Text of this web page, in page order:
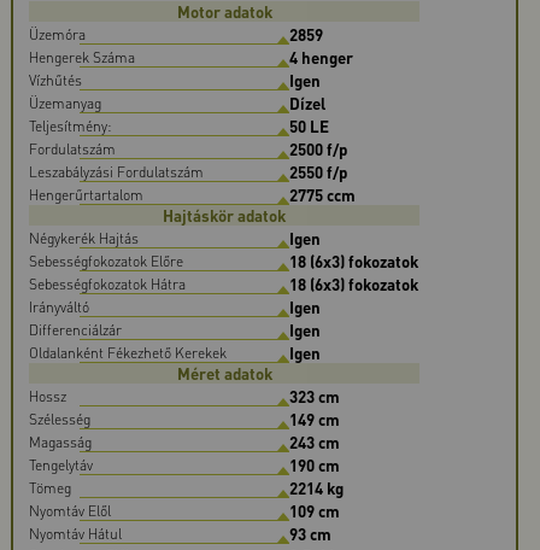
Motor adatok
Üzemóra 2859
Hengerek Száma 4 henger
Vízhűtés Igen
Üzemanyag Dízel
Teljesítmény: 50 LE
Fordulatszám 2500 f/p
Leszabályzási Fordulatszám 2550 f/p
Hengerűrtartalom
2775 ccm
Hajtáskör adatok
Négykerék Hajtás Igen
Sebességfokozatok Előre 18 (6x3) fokozatok
Sebességfokozatok Hátra 18 (6x3) fokozatok
Irányváltó Igen
Differenciálzár Igen
Oldalanként Fékezhető Kerekek
Igen
Méret adatok
Hossz 323 cm
Szélesség 149 cm
Magasság 243 cm
Tengelytáv 190 cm
Tömeg 2214 kg
Nyomtáv Elől 109 cm
Nyomtáv Hátul 93 cm